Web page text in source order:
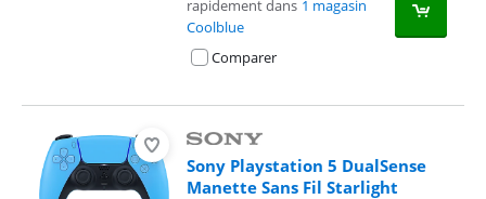
rapidement dans 1 magasin
Coolblue
Comparer
Sony Playstation 5 DualSense
Manette Sans Fil Starlight